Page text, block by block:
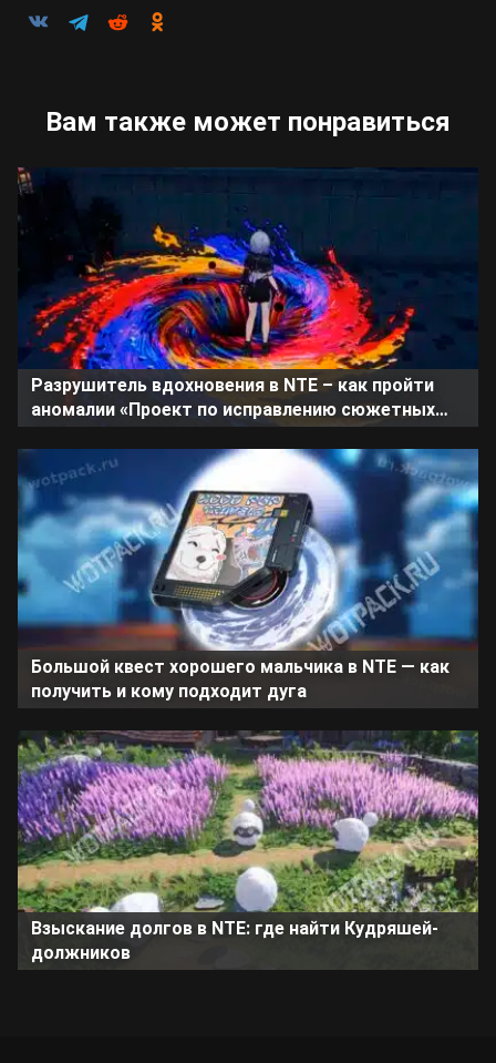
Вам также может понравиться
Разрушитель вдохновения в NTE – как пройти
аномалии «Проект по исправлению сюжетных
Большой квест хорошего мальчика в NTE — как
получить и кому подходит дуга
Взыскание долгов в NTE: где найти Кудряшей-
должников